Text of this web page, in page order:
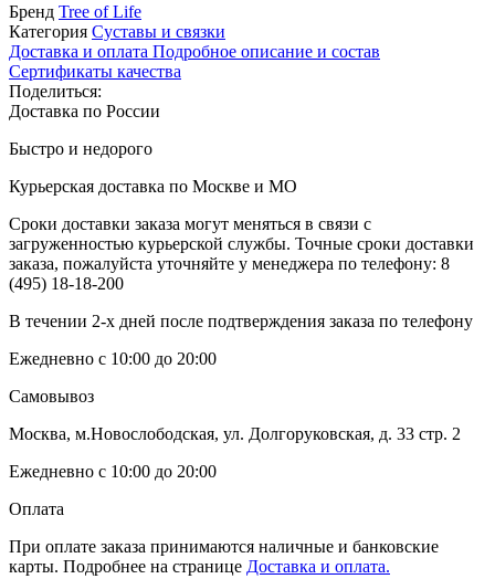
Бренд Tree of Life
Категория Суставы и связки
Доставка и оплата Подробное описание и состав
Сертификаты качества
Поделиться:
Доставка по России
Быстро и недорого
Курьерская доставка по Москве и МО
Сроки доставки заказа могут меняться в связи с
загруженностью курьерской службы. Точные сроки доставки
заказа, пожалуйста уточняйте у менеджера по телефону: 8
(495) 18-18-200
В течении 2-х дней после подтверждения заказа по телефону
Ежедневно с 10:00 до 20:00
Самовывоз
Москва, м.Новослободская, ул. Долгоруковская, д. 33 стр. 2
Ежедневно с 10:00 до 20:00
Оплата
При оплате заказа принимаются наличные и банковские
карты. Подробнее на странице Доставка и оплата.